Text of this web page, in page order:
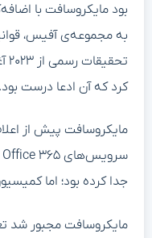
بود مایکروسافت با
به مجموعه‌ی آفیس،
کرد که آن ادعا درست بود.
مایکروسافت پیش از
جدا کرده بود؛ اما
مایکروسافت مجبور شد